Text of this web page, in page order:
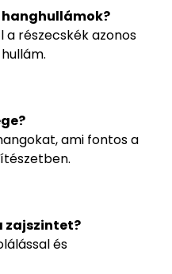
a részecskék azonos
ami fontos a
zajszintet?
és